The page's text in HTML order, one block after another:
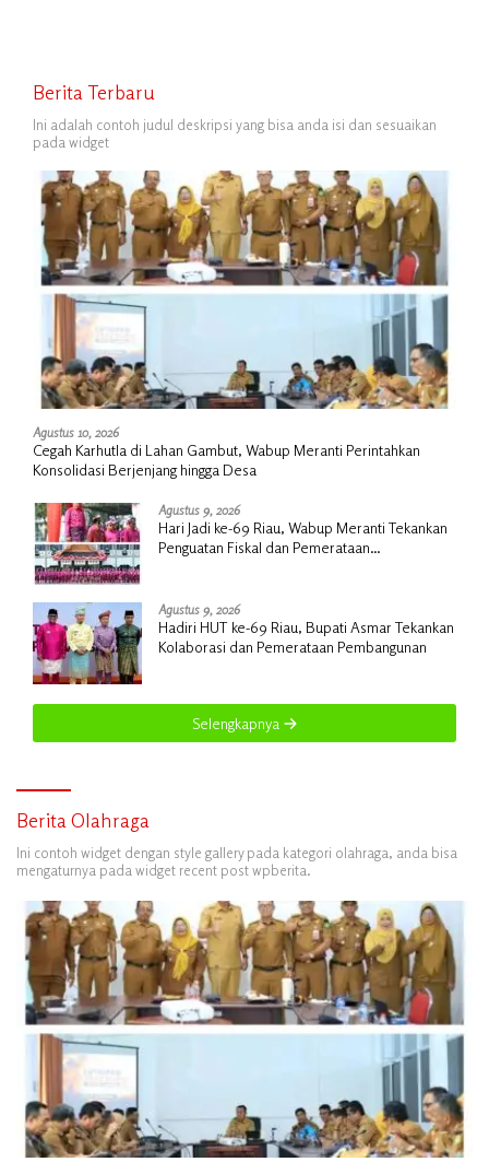
Berita Terbaru
Ini adalah contoh judul deskripsi yang bisa anda isi dan sesuaikan
pada widget
Agustus 10, 2026
Cegah Karhutla di Lahan Gambut, Wabup Meranti Perintahkan
Konsolidasi Berjenjang hingga Desa
Agustus 9, 2026
Hari Jadi ke-69 Riau, Wabup Meranti Tekankan
Penguatan Fiskal dan Pemerataan
Agustus 9, 2026
Hadiri HUT ke-69 Riau, Bupati Asmar Tekankan
Kolaborasi dan Pemerataan Pembangunan
Selengkapnya
Berita Olahraga
Ini contoh widget dengan style gallery pada kategori olahraga, anda bisa
mengaturnya pada widget recent post wpberita.